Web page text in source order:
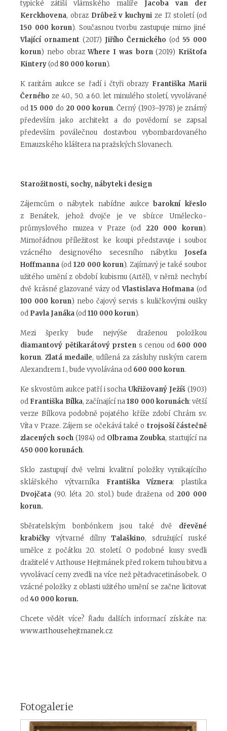
typické zátiší vlámského malíře Jacoba van der
Kerckhovena, obraz Drůbež v kuchyni ze 17. století (od
150 000 korun). Současnou tvorbu zastupuje mimo jiné
Vlající ornament (2017) Jiřího Černického (od 55 000
korun) nebo obrazWhere I was born(2019) Krištofa
Kintery(od 80 000 korun).
K raritám aukce se řadí i čtyři obrazy Františka Marii
Černého ze 40., 50. a 60. let minulého století, vyvolávané
od15 000 do 20 000 korun. Černý (1903–1978) je známý
především jako architekt a do povědomí se zapsal
především poválečnou dostavbou vybombardovaného
Emauzského kláštera na pražských Slovanech.
Starožitnosti, sochy, nábytek i design
Zájemcům o nábytek nabídne aukcebarokní křeslo
z Benátek, jehož dvojče je ve sbírce Umělecko-
průmyslového muzea v Praze (od 220 000 korun).
Mimořádnou příležitost ke koupi představuje i soubor
vzácného designového secesního nábytku Josefa
Hoffmanna (od 120 000 korun). Zajímavý je také soubor
užitého umění z období kubismu (Artěl), v němž nechybí
dvě krásné glazované vázy odVlastislava Hofmana(od
100 000 korun) nebo čajový servis s kuličkovými oušky
od Pavla Janáka(od110 000 korun).
Mezi šperky bude nejvýše draženou položkou
diamantový pětikarátový prsten s cenou od 600 000
korun. Zlatá medaile, udílená za zásluhy ruským carem
Alexandrem I., bude vyvolávána od 600 000 korun.
Ke skvostům aukce patří i sochaUkřižovaný Ježíš (1903)
od Františka Bílka, začínající na180 000 korunách: větší
verze Bílkova podobně pojatého kříže zdobí Chrám sv.
Víta v Praze. Zájem se očekává také o trojsoší částečně
zlacených soch (1984) od Olbrama Zoubka, startující na
450 000 korunách.
Sklo zastupují dvě velmi kvalitní položky vynikajícího
sklářského výtvarníka Františka Víznera: plastika
Dvojčata (90. léta 20. stol.) bude dražena od 200 000
korun.
Sběratelským bonbónkem jsou také dvě dřevěné
krabičky výtvarné dílnyTalaškino, sdružující ruské
umělce z počátku 20. století. O podobné kusy svedli
dražitelé v Arthouse Hejtmánek před rokem tuhou bitvu a
vyvolávací ceny zvedli na více než pětadvacetinásobek. O
vzácné položky z oblasti užitého umění se začne licitovat
od40 000 korun.
Chcete vědět více? Řadu dalších informací získáte na:
www.arthousehejtmanek.cz
Fotogalerie